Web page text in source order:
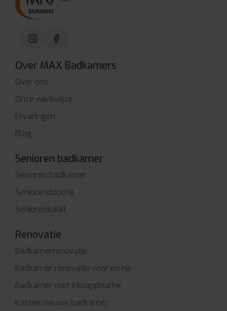
Over MAX Badkamers
Over ons
Onze werkwijze
Ervaringen
Blog
Senioren badkamer
Senioren badkamer
Seniorendouche
Seniorentoilet
Renovatie
Badkamerrenovatie
Badkamer renovatie voor en na
Badkamer met inloopdouche
Kosten nieuwe badkamer